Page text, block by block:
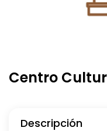
Centro
Descripción